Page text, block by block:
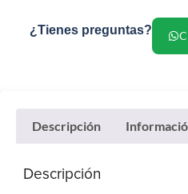
¿Tienes preguntas?
Descripción
Descripción